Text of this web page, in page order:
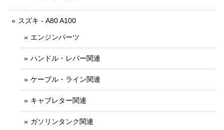
スズキ - A80 A100
エンジンパーツ
ハンドル・レバー関連
ケーブル・ライン関連
キャブレター関連
ガソリンタンク関連